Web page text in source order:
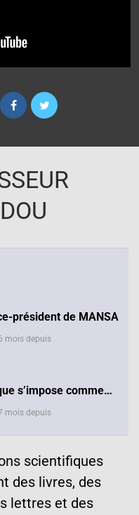
président de MANSA
mois depuis
s’impose comme…
mois depuis
scientifiques
des livres, des
lettres et des